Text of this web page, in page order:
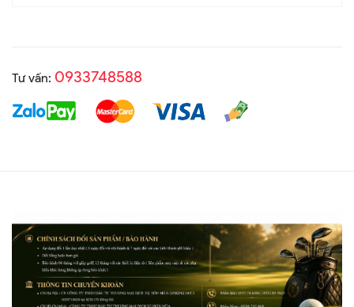
Tư vấn: 0933748588